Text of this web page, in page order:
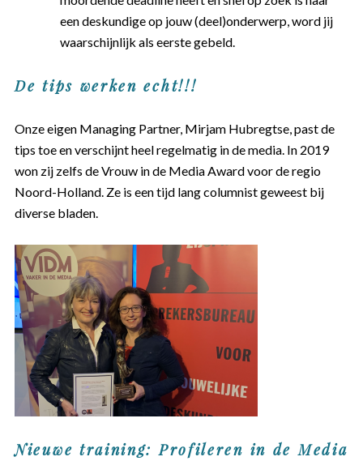
een deskundige op jouw (deel)onderwerp, word jij
waarschijnlijk als eerste gebeld.
De tips werken echt!!!
Onze eigen Managing Partner, Mirjam Hubregtse, past de
tips toe en verschijnt heel regelmatig in de media. In 2019
won zij zelfs de Vrouw in de Media Award voor de regio
Noord-Holland. Ze is een tijd lang columnist geweest bij
diverse bladen.
Nieuwe training: Profileren in de Media